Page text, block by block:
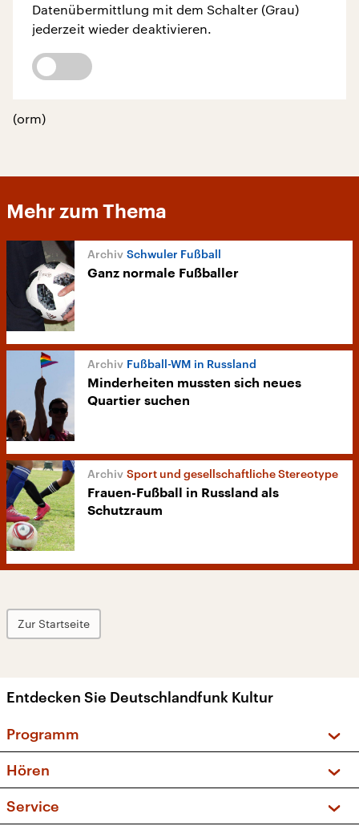
Datenübermittlung mit dem Schalter (Grau)
jederzeit wieder deaktivieren.
(orm)
Mehr zum Thema
Schwuler Fußball
Ganz normale Fußballer
Fußball-WM in Russland
Minderheiten mussten sich neues
Quartier suchen
Sport und gesellschaftliche Stereotype
Frauen-Fußball in Russland als
Schutzraum
Zur Startseite
Entdecken Sie Deutschlandfunk Kultur
Programm
Sendungen und Podcasts
Musikliste
Hören
Service